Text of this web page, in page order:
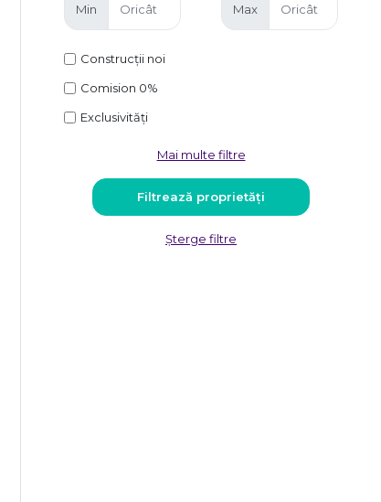
Min Max
Construcții noi
Comision 0%
Exclusivități
Mai multe filtre
Șterge filtre